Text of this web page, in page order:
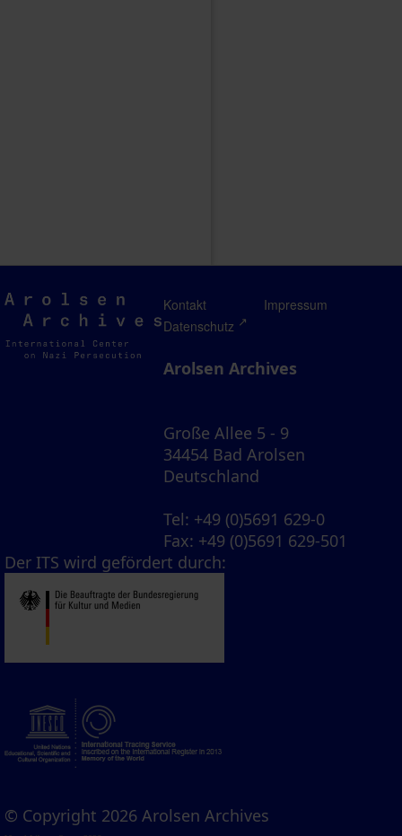
Arolsen
Archives
Kontakt
Impressum
Datenschutz
Arolsen Archives
Große Allee 5 - 9
34454 Bad Arolsen
Deutschland
Tel: +49 (0)5691 629-0
Fax: +49 (0)5691 629-501
Der ITS wird gefördert durch:
© Copyright 2026 Arolsen Archives